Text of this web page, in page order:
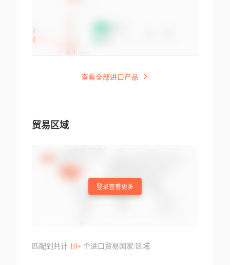
查看全部进口产品
贸易区域
登录查看更多
匹配到共计 10+个进口贸易国家/区域